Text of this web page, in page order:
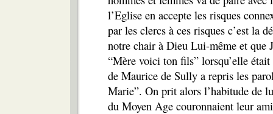
l’Eglise en accepte les risques
par les clercs à ces risques c’est la
notre chair à Dieu Lui-même et que
“Mère voici ton fils” lorsqu’elle
de Maurice de Sully a repris les
Marie”. On prit alors l’habitude de
du Moyen Age couronnaient leur